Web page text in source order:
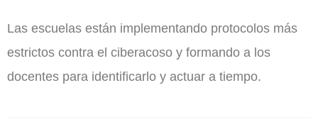
Las escuelas están implementando protocolos más
estrictos contra el ciberacoso y formando a los
docentes para identificarlo y actuar a tiempo.